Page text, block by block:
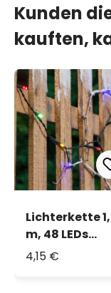
Kunden
kauften,
Lichterkette
m, 48 LEDs
multicolor
4,15 €